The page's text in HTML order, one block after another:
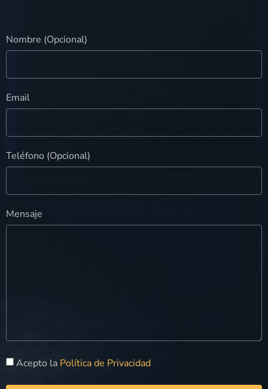
Nombre (Opcional)
Email
Teléfono (Opcional)
Mensaje
Acepto la Política de Privacidad